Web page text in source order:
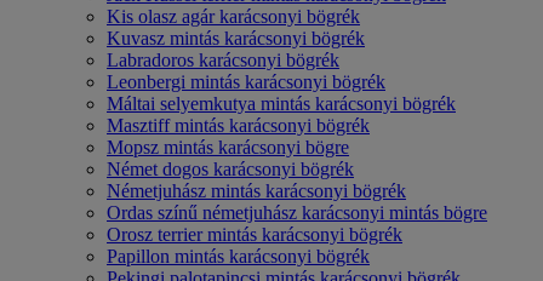
Kis olasz agár karácsonyi bögrék
Kuvasz mintás karácsonyi bögrék
Labradoros karácsonyi bögrék
Leonbergi mintás karácsonyi bögrék
Máltai selyemkutya mintás karácsonyi bögrék
Masztiff mintás karácsonyi bögrék
Mopsz mintás karácsonyi bögre
Német dogos karácsonyi bögrék
Németjuhász mintás karácsonyi bögrék
Ordas színű németjuhász karácsonyi mintás bögre
Orosz terrier mintás karácsonyi bögrék
Papillon mintás karácsonyi bögrék